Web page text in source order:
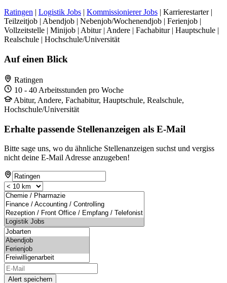
Ratingen | Logistik Jobs | Kommissionierer Jobs | Karrierestarter |
Teilzeitjob | Abendjob | Nebenjob/Wochenendjob | Ferienjob |
Vollzeitstelle | Minijob | Abitur | Andere | Fachabitur | Hauptschule |
Realschule | Hochschule/Universität
Auf einen Blick
Ratingen
10 - 40 Arbeitsstunden pro Woche
Abitur, Andere, Fachabitur, Hauptschule, Realschule,
Hochschule/Universität
Erhalte passende Stellenanzeigen als E-Mail
Bitte sage uns, wo du ähnliche Stellenanzeigen suchst und vergiss
nicht deine E-Mail Adresse anzugeben!
Alert speichern